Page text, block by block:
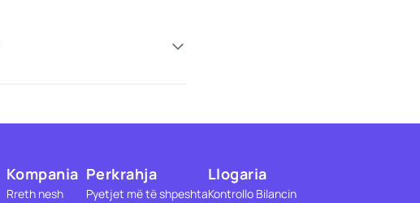
Kompania
Rreth nesh
Perkrahja
Pyetjet më të shpeshta
Llogaria
Kontrollo Bilancin